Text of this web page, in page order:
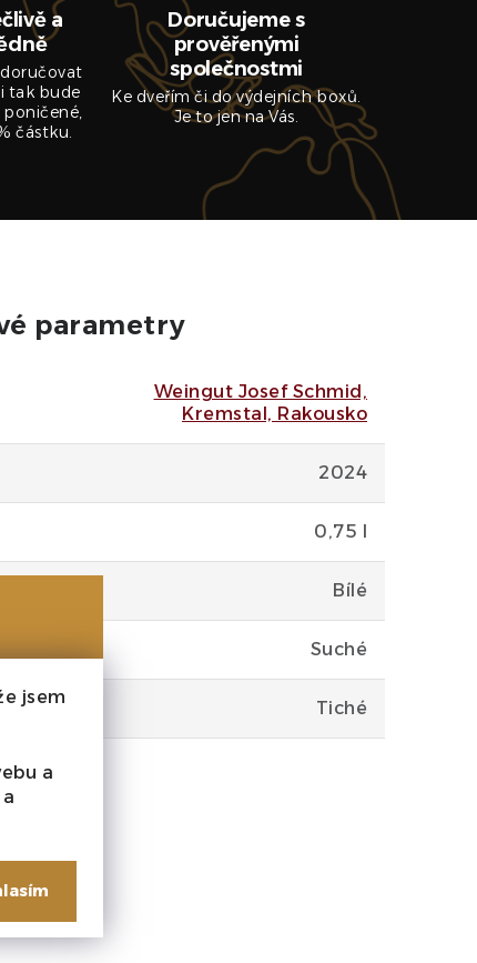
jsem
a
a
tak bude
částku.
Doručujeme s
prověřenými
společnostmi
Ke dveřím či do výdejních boxů.
Je to jen na Vás.
parametry
Weingut Josef Schmid,
Kremstal, Rakousko
2024
0,75 l
Bílé
Suché
Tiché